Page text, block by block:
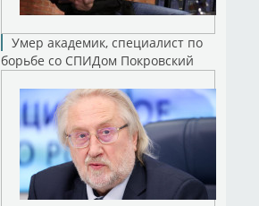
Умер академик, специалист по
борьбе со СПИДом Покровский